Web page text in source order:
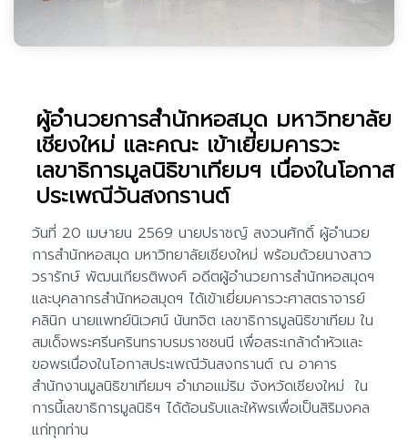
ผู้อำนวยการสำนักหอสมุด มหาวิทยาลัย
เชียงใหม่ และคณะ เข้าเยี่ยมคารวะ
เลขาธิการมูลนิธิขาเทียมฯ เนื่องในโอกาส
ประเพณีวันสงกรานต์